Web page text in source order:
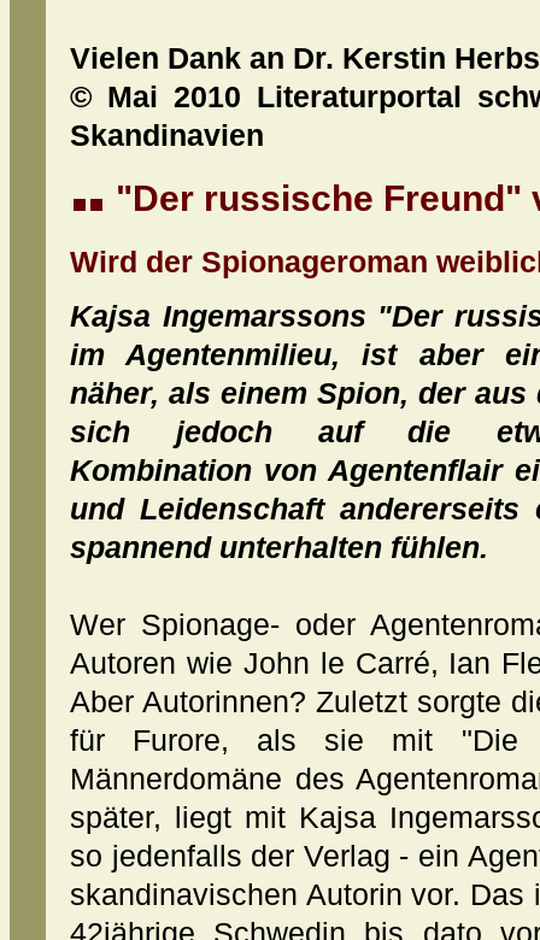
Vielen Dank an Dr. Kerstin
© Mai 2010 Literaturportal
Skandinavien
"Der russische Freund"
Wird der Spionageroman
Kajsa Ingemarssons "Der
im Agentenmilieu, ist aber
näher, als einem Spion, der aus
sich jedoch auf die
Kombination von Agentenflair
und Leidenschaft
spannend unterhalten fühlen.
Wer Spionage- oder
Autoren wie John le Carré, Ian
Aber Autorinnen? Zuletzt sorgte
für Furore, als sie mit "Die
Männerdomäne des
später, liegt mit Kajsa
so jedenfalls der Verlag - ein
skandinavischen Autorin vor.